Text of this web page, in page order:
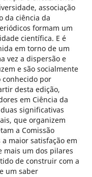
associação
da ciência da
formam um
científica. E é
em torno de um
vez a dispersão e
e são socialmente
conhecido por
desta edição,
em Ciência da
significativas
que organizem
a Comissão
maior satisfação em
mais um dos pilares
de construir com a
um saber